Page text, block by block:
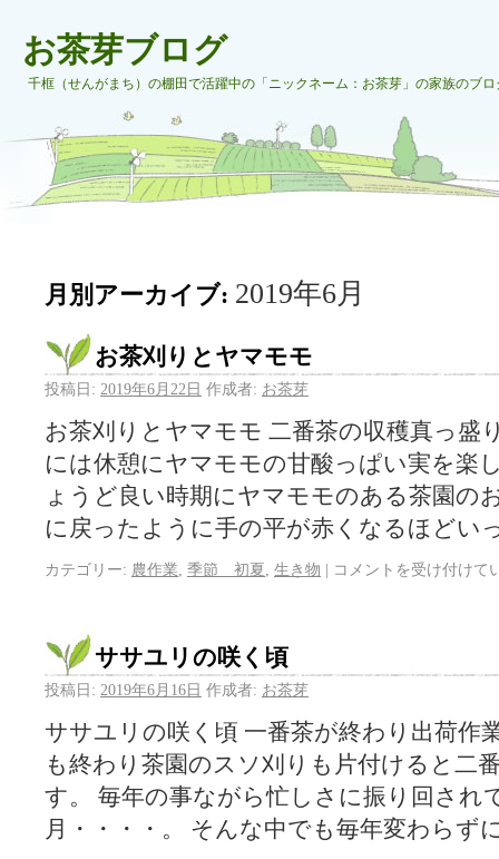
お茶芽ブログ
千框（せんがまち）の棚田で活躍中の「ニックネーム：お茶芽」の家族のブ
月別アーカイブ: 2019年6月
お茶刈りとヤマモモ
投稿日: 2019年6月22日 作成者: お茶芽
お茶刈りとヤマモモ 二番茶の収穫真っ盛
には休憩にヤマモモの甘酸っぱい実を楽
ょうど良い時期にヤマモモのある茶園の
に戻ったように手の平が赤くなるほど
カテゴリー: 農作業 季節 初夏 生き物 | コメントを受け付けて
ササユリの咲く頃
投稿日: 2019年6月16日 作成者: お茶芽
ササユリの咲く頃 一番茶が終わり出荷作
も終わり茶園のスソ刈りも片付けると二
す。 毎年の事ながら忙しさに振り回され
月・・・・。 そんな中でも毎年変わら